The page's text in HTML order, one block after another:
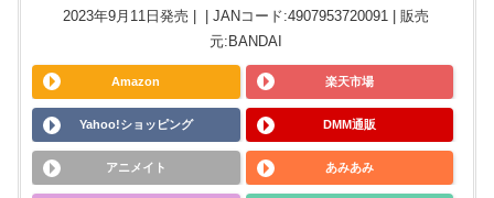
2023年9月11日発売 | | JANコード:4907953720091 | 販売
元:BANDAI
Amazon 楽天市場
Yahoo!ショッピング DMM通販
アニメイト あみあみ